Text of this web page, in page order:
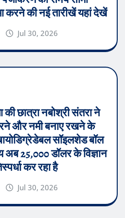
करने की नई तारीखें यहां देखें
Jul 30, 2026
की छात्रा नबोश्री संतरा ने
और नमी बनाए रखने के
सॉइलशेड बॉल
अब 25,000 डॉलर के विज्ञान
कर रहा है
Jul 30, 2026